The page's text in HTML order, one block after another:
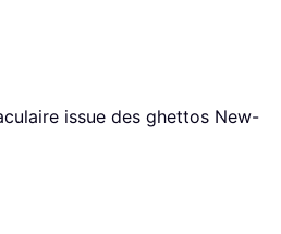
issue des ghettos New-